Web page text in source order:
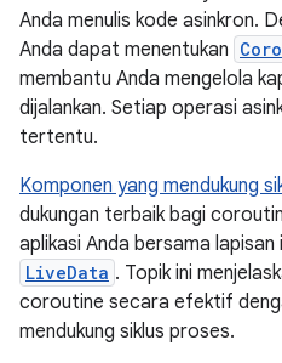
Anda menulis kode asinkron.
Anda dapat menentukan
membantu Anda mengelola
dijalankan. Setiap operasi
tertentu.
Komponen yang mendukung
dukungan terbaik bagi
aplikasi Anda bersama
LiveData . Topik ini
coroutine secara efektif
mendukung siklus proses.